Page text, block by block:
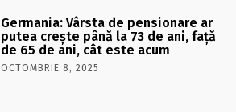
Germania: Vârsta de pensionare ar
putea crește până la 73 de ani, față
de 65 de ani, cât este acum
OCTOMBRIE 8, 2025